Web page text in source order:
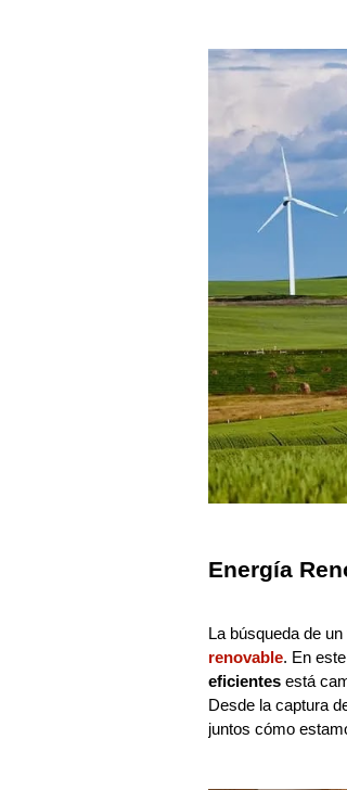
Energía
La búsqueda de
renovable. En
eficientes está
Desde la captura
juntos cómo